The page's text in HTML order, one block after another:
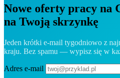
Nowe oferty pracy na
na Twoją skrzynkę
Jeden krótki e-mail tygodniowo z
kraju. Bez spamu — wypisz się w
Adres e-mail